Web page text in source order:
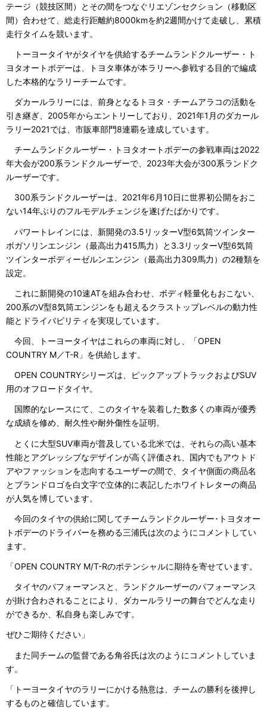
テージ（競技区間）とその間をつなぐリエゾンセクション（移動区
間）合わせて、総走行距離約8000kmを約2週間かけて走破し、累積
走行タイムを競います。
トーヨータイヤがタイヤを供給するチームランドクルーザー・ト
ヨタオートボデーは、トヨタ車体が本ラリーへ参戦する目的で編成
した本格的なラリーチームです。
ダカールラリーには、前身となるトヨタ・チームアラコの活動を
引き継ぎ、2005年からエントリーしており、2021年1月のダカール
ラリー2021では、市販車部門8連覇を達成しています。
チームランドクルーザー・トヨタオートボデーの参戦車両は2022
年大会が200系ランドクルーザーで、2023年大会が300系ランドク
ルーザーです。
300系ランドクルーザーは、2021年6月10日に世界初公開をおこ
ない14年ぶりのフルモデルチェンジを遂げたばかりです。
パワートレインには、新開発の3.5リッターV型6気筒ツインター
ボガソリンエンジン（最高出力415馬力）と3.3リッターV型6気筒
ツインターボディーゼルンエンジン（最高出力309馬力）の2種類を
設定。
これに新開発の10速ATを組み合わせ、ボディ軽量化もおこない、
200系のV型8気筒エンジンをも超えるクラストップレベルの動力性
能とドライバビリティを実現しています。
今回、トーヨータイヤはこれらの車両に対し、「OPEN
COUNTRY M／T-R」を供給します。
OPEN COUNTRYシリーズは、ピックアップトラックおよびSUV
用のオフロードタイヤ。
国際的なレースにて、このタイヤを装着した数多くの車両が優秀
な成績を修め、耐久性や耐外傷性を証明。
とくに大型SUV車両が普及している北米では、それらの高い基本
性能とアグレッシブなデザインが高く評価され、国内でもアウトド
アやファッションを志向するユーザーの間で、タイヤ側面の商品名
とブランドロゴを白文字で立体的に表記したホワイトレターの商品
が人気を博しています。
今回のタイヤの供給に関してチームランドクルーザー･トヨタオー
トボデーのドライバーを務める三浦氏は次のようにコメントしてい
ます。
「OPEN COUNTRY M/T-Rのポテンシャルに期待を寄せています。
タイヤのパフォーマンスと、ランドクルーザーのパフォーマンス
が掛け合わされることにより、ダカールラリーの舞台でどんな走り
ができるか、私自身も楽しみです。
ぜひご期待ください」
また同チームの監督である角谷氏は次のようにコメントしていま
す。
「トーヨータイヤのラリーにかける熱意は、チームの勝利を後押し
するものと確信しています。